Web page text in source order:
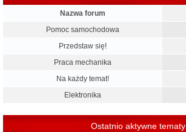
Nazwa forum
Pomoc samochodowa
Przedstaw się!
Praca mechanika
Na każdy temat!
Elektronika
Ostatnio aktywne tematy